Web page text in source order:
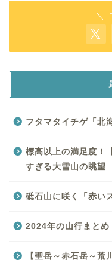
＼
フタマタイチゲ「北
標高以上の満足度！
すぎる大雪山の眺望
砥石山に咲く「赤い
2024年の山行まとめ
【聖岳～赤石岳～荒